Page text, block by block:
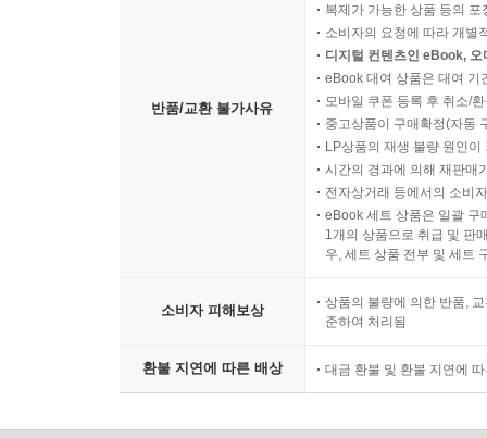
반품/교환 불가사유
복제가 가능한 상품 등의
소비자의 요청에 따라 개별
디지털 컨텐츠인 eBook,
eBook 대여 상품은 대여 기
모바일 쿠폰 등록 후 취소/
중고상품이 구매확정(자동
LP상품의 재생 불량 원인
시간의 경과에 의해 재판매
전자상거래 등에서의 소비
eBook 세트 상품은 일괄 구
1개의 상품으로 취급 및 판
우, 세트 상품 전부 및 세트
소비자 피해보상
상품의 불량에 의한 반품,
준하여 처리됨
환불 지연에 따른 배상 대금 환불 및 환불 지연에